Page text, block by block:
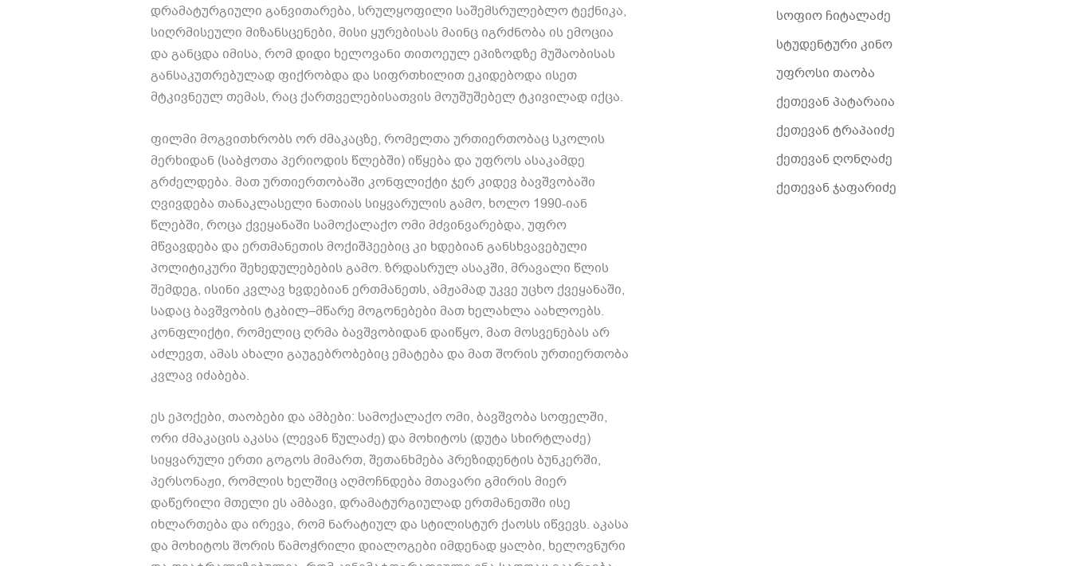
დრამატურგიული განვითარება, სრულყოფილი საშემსრულებლო ტექნიკა,
სიღრმისეული მიზანსცენები, მისი ყურებისას მაინც იგრძნობა ის ემოცია
და განცდა იმისა, რომ დიდი ხელოვანი თითოეულ ეპიზოდზე მუშაობისას
განსაკუთრებულად ფიქრობდა და სიფრთხილით ეკიდებოდა ისეთ
მტკივნეულ თემას, რაც ქართველებისათვის მოუშუშებელ ტკივილად იქცა.
ფილმი მოგვითხრობს ორ ძმაკაცზე, რომელთა ურთიერთობაც სკოლის
მერხიდან(საბჭოთა პერიოდის წლებში) იწყება და უფროს ასაკამდე
გრძელდება. მათ ურთიერთობაში კონფლიქტი ჯერ კიდევ ბავშვობაში
ღვივდება თანაკლასელი ნათიას სიყვარულის გამო, ხოლო1990-იან
წლებში, როცა ქვეყანაში სამოქალაქო ომი მძვინვარებდა, უფრო
მწვავდება და ერთმანეთის მოქიშპეებიც კი ხდებიან განსხვავებული
პოლიტიკური შეხედულებების გამო. ზრდასრულ ასაკში, მრავალი წლის
შემდეგ, ისინი კვლავ ხვდებიან ერთმანეთს, ამჟამად უკვე უცხო ქვეყანაში,
სადაც ბავშვობის ტკბილ–მწარე მოგონებები მათ ხელახლა აახლოებს.
კონფლიქტი, რომელიც ღრმა ბავშვობიდან დაიწყო, მათ მოსვენებას არ
აძლევთ, ამას ახალი გაუგებრობებიც ემატება და მათ შორის ურთიერთობა
კვლავ იძაბება.
ეს ეპოქები, თაობები და ამბები: სამოქალაქო ომი, ბავშვობა სოფელში,
ორი ძმაკაცის აკასა (ლევან წულაძე)და მოხიტოს (დუტა სხირტლაძე)
სიყვარული ერთი გოგოს მიმართ, შეთანხმება პრეზიდენტის ბუნკერში,
პერსონაჟი, რომლის ხელშიც აღმოჩნდება მთავარი გმირის მიერ
დაწერილი მთელი ეს ამბავი, დრამატურგიულად ერთმანეთში ისე
იხლართება და ირევა, რომ ნარატიულ და სტილისტურ ქაოსს იწვევს. აკასა
და მოხიტოს შორის წამოჭრილი დიალოგები იმდენად ყალბი, ხელოვნური
სოფიო ჩიტალაძე
სტუდენტური კინო
უფროსი თაობა
ქეთევან პატარაია
ქეთევან ტრაპაიძე
ქეთევან ღონღაძე
ქეთევან ჯაფარიძე